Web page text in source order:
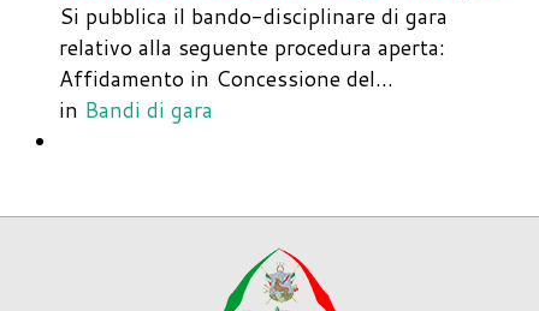
Si pubblica il bando-disciplinare di gara
relativo alla seguente procedura aperta:
Affidamento in Concessione del…
in Bandi di gara